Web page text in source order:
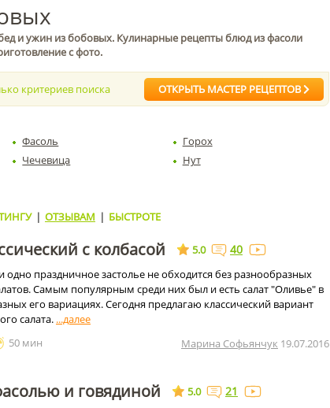
и ужин из бобовых. Кулинарные рецепты блюд из фасоли
с фото.
критериев поиска ОТКРЫТЬ МАСТЕР РЕЦЕПТОВ
Фасоль
Горох
Чечевица
Нут
| ОТЗЫВАМ | БЫСТРОТЕ
с колбасой 5.0 40
одно праздничное застолье не обходится без разнообразных
Самым популярным среди них был и есть салат "Оливье" в
его вариациях. Сегодня предлагаю классический вариант
салата.
50 мин
Марина Софьянчук 19.07.2016
и говядиной 5.0 21